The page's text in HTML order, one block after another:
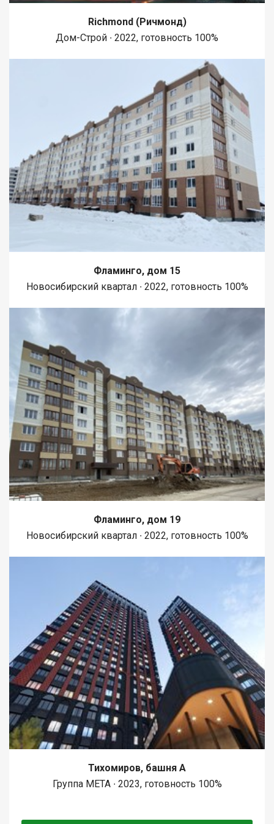
Richmond (Ричмонд)
Дом-Строй ∙ 2022, готовность 100%
Фламинго, дом 15
Новосибирский квартал ∙ 2022, готовность 100%
Фламинго, дом 19
Новосибирский квартал ∙ 2022, готовность 100%
Тихомиров, башня А
Группа МЕТА ∙ 2023, готовность 100%